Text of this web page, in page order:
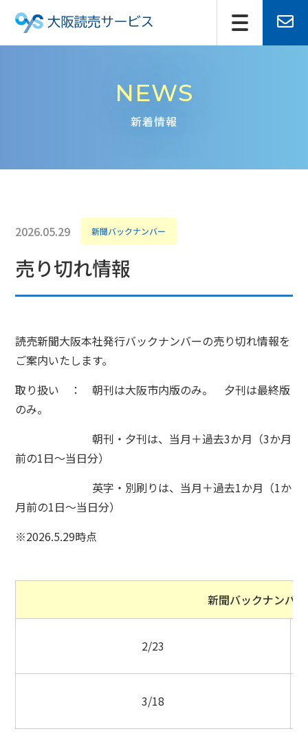
NEWS
新着情報
2026.05.29 新聞バックナンバー
売り切れ情報
読売新聞大阪本社発行バックナンバーの売り切れ情報を
ご案内いたします。
取り扱い ： 朝刊は大阪市内版のみ。 夕刊は最終版
のみ。
朝刊・夕刊は、当月＋過去3か月（3か月
前の1日～当日分）
英字・別刷りは、当月＋過去1か月（1か
月前の1日～当日分）
※2026.5.29時点
新聞バックナンバ
2/23
3/18